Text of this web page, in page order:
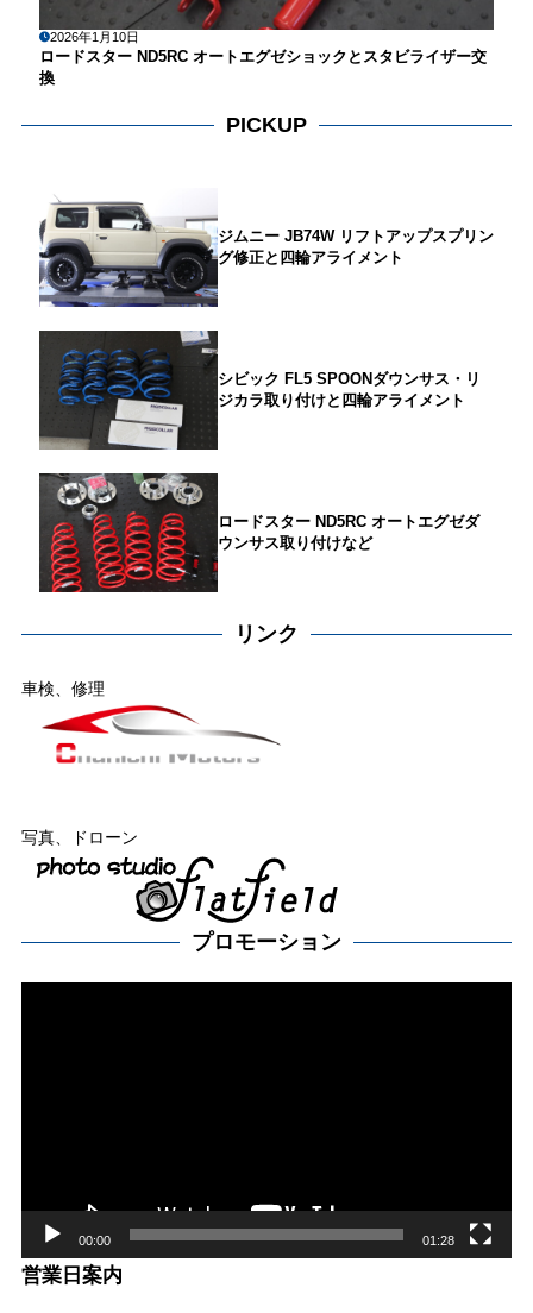
2026年1月10日
ロードスター ND5RC オートエグゼショックとスタビライザー交
換
PICKUP
ジムニー JB74W リフトアップスプリン
グ修正と四輪アライメント
シビック FL5 SPOONダウンサス・リ
ジカラ取り付けと四輪アライメント
ロードスター ND5RC オートエグゼダ
ウンサス取り付けなど
リンク
車検、修理
写真、ドローン
プロモーション
00:00 01:28
営業日案内